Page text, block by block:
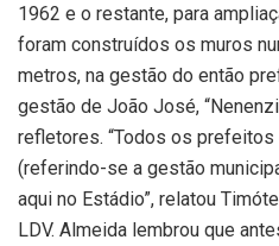
1962 e o restante, para
foram construídos os muros
metros, na gestão do então
gestão de João José,
refletores. “Todos os
(referindo-se a gestão
aqui no Estádio”, relatou
LDV. Almeida lembrou que